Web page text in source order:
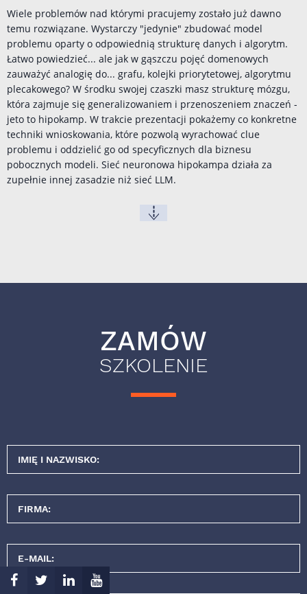
Wiele problemów nad którymi pracujemy zostało już dawno
temu rozwiązane. Wystarczy "jedynie" zbudować model
problemu oparty o odpowiednią strukturę danych i algorytm.
Łatwo powiedzieć... ale jak w gąszczu pojęć domenowych
zauważyć analogię do... grafu, kolejki priorytetowej, algorytmu
plecakowego? W środku swojej czaszki masz strukturę mózgu,
która zajmuje się generalizowaniem i przenoszeniem znaczeń -
jeto to hipokamp. W trakcie prezentacji pokażemy co konkretne
techniki wnioskowania, które pozwolą wyrachować clue
problemu i oddzielić go od specyficznych dla biznesu
pobocznych modeli. Sieć neuronowa hipokampa działa za
zupełnie innej zasadzie niż sieć LLM.
ZAMÓW
SZKOLENIE
IMIĘ I NAZWISKO:
FIRMA:
E-MAIL: